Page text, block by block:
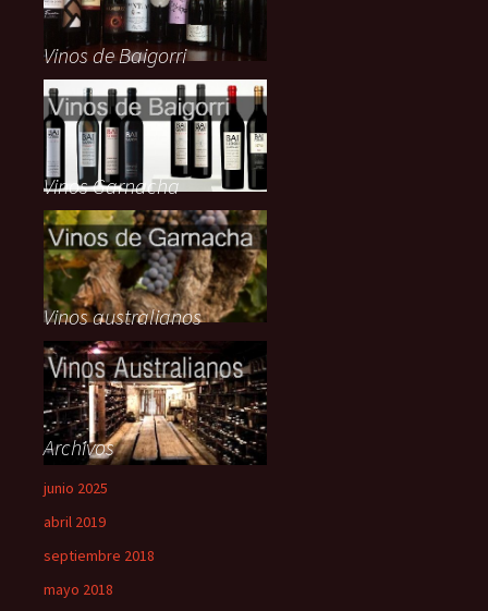
Vinos de Baigorri
Vinos Garnacha
Vinos australianos
Archivos
junio 2025
abril 2019
septiembre 2018
mayo 2018